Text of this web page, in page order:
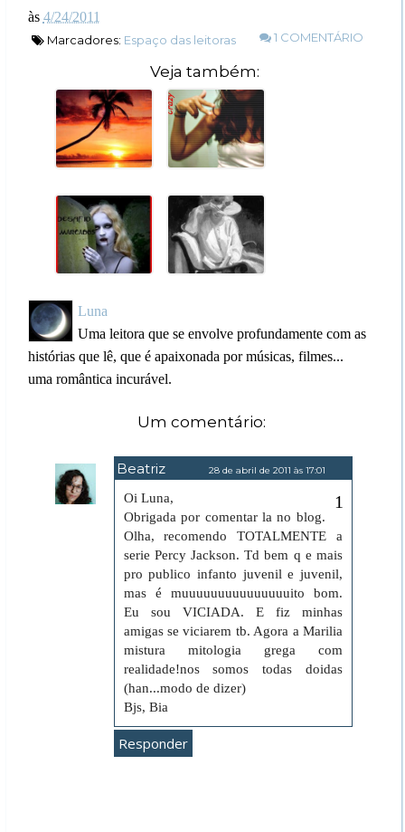
às 4/24/2011
1 COMENTÁRIO
Marcadores: Espaço das leitoras
Veja também:
Luna
Uma leitora que se envolve profundamente com as
histórias que lê, que é apaixonada por músicas, filmes...
uma romântica incurável.
Um comentário:
Beatriz 28 de abril de 2011 às 17:01
Oi Luna,
Obrigada por comentar la no blog.
Olha, recomendo TOTALMENTE a
serie Percy Jackson. Td bem q e mais
pro publico infanto juvenil e juvenil,
mas é muuuuuuuuuuuuuuuito bom.
Eu sou VICIADA. E fiz minhas
amigas se viciarem tb. Agora a Marilia
mistura mitologia grega com
realidade!nos somos todas doidas
(han...modo de dizer)
Bjs, Bia
Responder